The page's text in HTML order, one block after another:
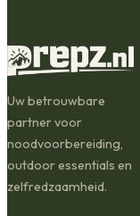
Uw betrouwbare
partner voor
noodvoorbereiding,
outdoor essentials en
zelfredzaamheid.